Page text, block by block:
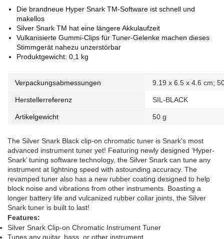
Die brandneue Hyper Snark TM-Software ist schnell und
makellos
Silver Snark TM hat eine längere Akkulaufzeit
Vulkanisierte Gummi-Clips für Tuner-Gelenke machen dieses
Stimmgerät nahezu unzerstörbar
Produktgewicht: 0,1 kg
Verpackungsabmessungen ‎9.19 x 6.5 x 4.6 cm;
Herstellerreferenz ‎SIL-BLACK
Artikelgewicht ‎50 g
The Silver Snark Black clip-on chromatic tuner is Snark's most
advanced instrument tuner yet! Featuring newly designed ‘Hyper-
Snark’ tuning software technology, the Silver Snark can tune any
instrument at lightning speed with astounding accuracy. The
revamped tuner also has a new rubber coating designed to help
block noise and vibrations from other instruments. Boasting a
longer battery life and vulcanized rubber collar joints, the Silver
Snark tuner is built to last!
Features:
Silver Snark Clip-on Chromatic Instrument Tuner
Tunes any guitar, bass, or other instrument